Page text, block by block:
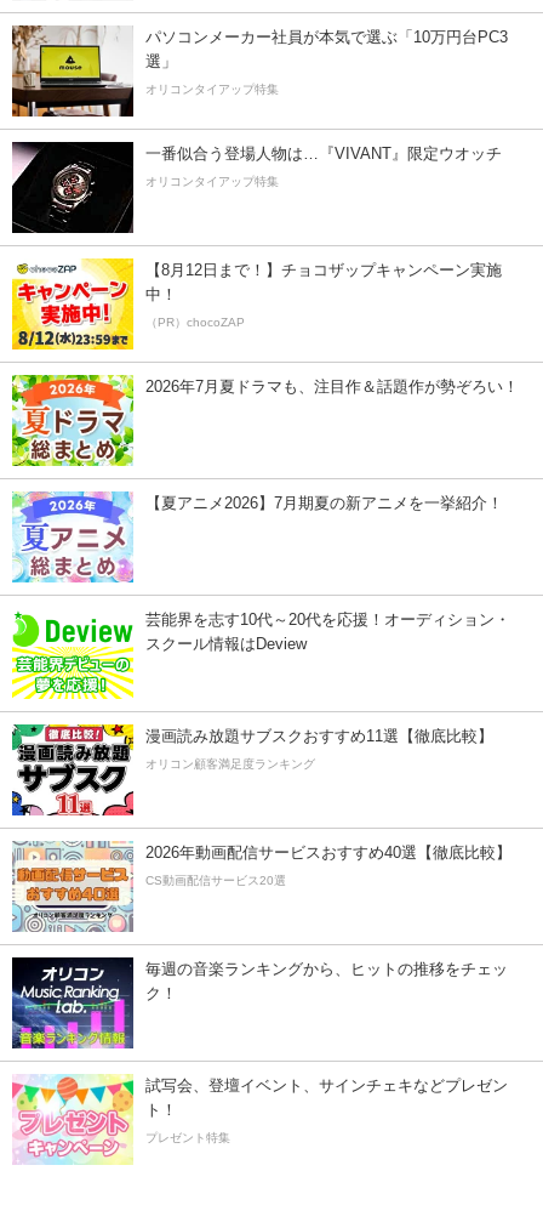
パソコンメーカー社員が本気で選ぶ「10万円台PC3
選」
オリコンタイアップ特集
一番似合う登場人物は…『VIVANT』限定ウオッチ
オリコンタイアップ特集
【8月12日まで！】チョコザップキャンペーン実施
中！
（PR）chocoZAP
2026年7月夏ドラマも、注目作＆話題作が勢ぞろい！
【夏アニメ2026】7月期夏の新アニメを一挙紹介！
芸能界を志す10代～20代を応援！オーディション・
スクール情報はDeview
漫画読み放題サブスクおすすめ11選【徹底比較】
オリコン顧客満足度ランキング
2026年動画配信サービスおすすめ40選【徹底比較】
CS動画配信サービス20選
毎週の音楽ランキングから、ヒットの推移をチェッ
ク！
試写会、登壇イベント、サインチェキなどプレゼン
ト！
プレゼント特集